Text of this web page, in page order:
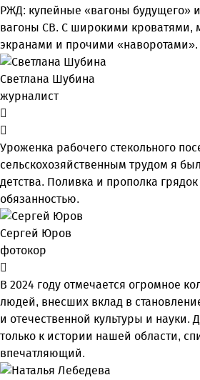
РЖД: купейные «вагоны будущего»
вагоны СВ. С широкими кроватями,
экранами и прочими «наворотами».
Светлана Шубина
журналист
Уроженка рабочего стекольного
сельскохозяйственным трудом я
детства. Поливка и прополка
обязанностью.
Сергей Юров
фотокор
В 2024 году отмечается огромное
людей, внесших вклад в
и отечественной культуры и науки.
только к истории нашей области,
впечатляющий.